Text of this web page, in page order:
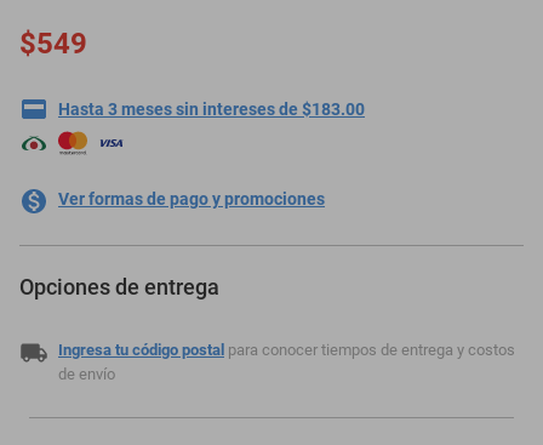
$549
Hasta 3 meses sin intereses de $183.00
Ver formas de pago y promociones
Opciones de entrega
Ingresa tu código postal para conocer tiempos de entrega y costos
de envío